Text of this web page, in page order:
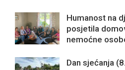
Humanost na
posjetila
nemoćne
Dan sjećanja